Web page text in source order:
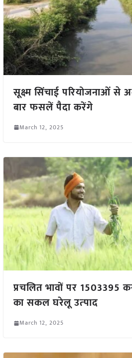
सूक्ष्म सिंचाई परियोजनाओं से
बार फसलें पैदा करेंगे
March 12, 2025
प्रचलित भावों पर 1503395
का सकल घरेलू उत्‍पाद
March 12, 2025